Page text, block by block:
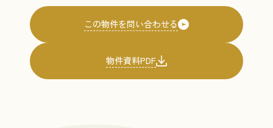
物件資料PDF